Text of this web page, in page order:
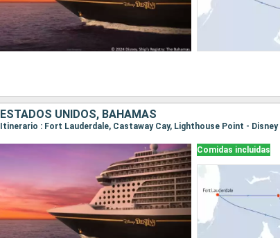
ESTADOS UNIDOS, BAHAMAS
Itinerario : Fort Lauderdale, Castaway Cay, Lighthouse Point -
Comidas incluidas